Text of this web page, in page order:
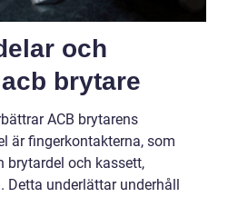
och
brytare
ACB brytarens
är fingerkontakterna, som
brytardel och kassett,
Detta underlättar underhåll